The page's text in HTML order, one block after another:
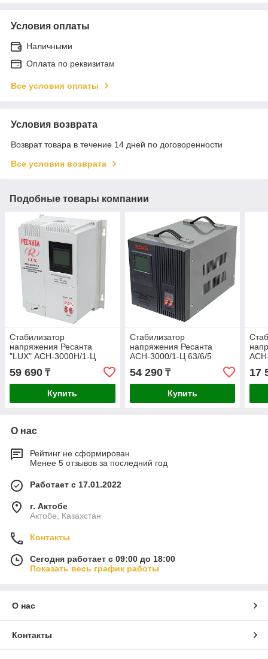
Условия оплаты
Наличными
Оплата по реквизитам
Все условия оплаты
Условия возврата
Возврат товара в течение 14 дней по договоренности
Все условия возврата
Подобные товары компании
Стабилизатор
напряжения Ресанта
"LUX" АСН-3000Н/1-Ц
59 690 ₸
Купить
Стабилизатор
напряжения Ресанта
АСН-3000/1-Ц 63/6/5
54 290₸
Купить
17
О нас
Рейтинг не сформирован
Менее 5 отзывов за последний год
Работает с 17.01.2022
г. Актобе
Актобе, Казахстан
Контакты
Сегодня работает с 09:00 до 18:00
Показать весь график работы
О нас
Контакты